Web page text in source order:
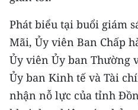
NHÂN DÂN HẰNG THÁNG
MUA BÁO
ĐỌC BÁO IN
Phát biểu tại buổi giám
Mãi, Ủy viên Ban Chấp
Ủy viên Ủy ban Thường
Ủy ban Kinh tế và Tài
nhận nỗ lực của tỉnh